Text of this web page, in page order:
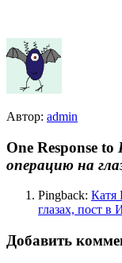
Автор: admin
One Response to
операцию на
Pingback: Катя
глазах, пост в
Добавить